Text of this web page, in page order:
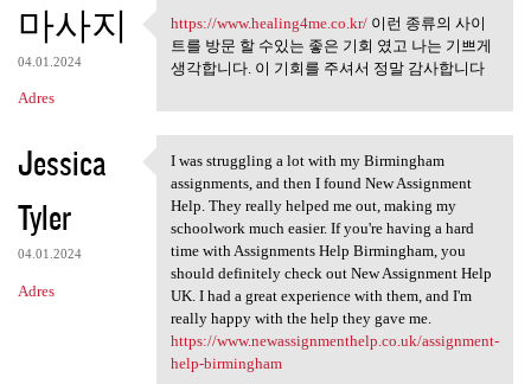
마사지
04.01.2024
Adres
https://www.healing4me.co.kr/
https://www.healing4me.co.kr/이런 종류의 사이
트를 방문 할 수있는 좋은 기회 였고 나는 기쁘게
생각합니다. 이 기회를 주셔서 정말 감사합니다
Jessica
Tyler
04.01.2024
Adres
I was struggling a lot with
I was struggling a lot with my Birmingham
assignments, and then I found New Assignment
Help. They really helped me out, making my
schoolwork much easier. If you're having a hard
time with Assignments Help Birmingham, you
should definitely check out New Assignment Help
UK. I had a great experience with them, and I'm
really happy with the help they gave me.
https://www.newassignmenthelp.co.uk/assignment-
help-birmingham